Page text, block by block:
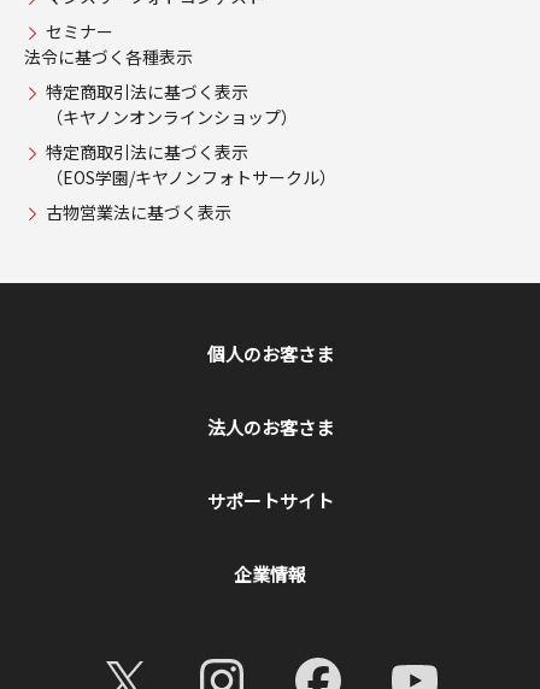
セミナー
法令に基づく各種表示
特定商取引法に基づく表示
（キヤノンオンラインショップ）
特定商取引法に基づく表示
（EOS学園/キヤノンフォトサークル）
古物営業法に基づく表示
個人のお客さま
法人のお客さま
サポートサイト
企業情報